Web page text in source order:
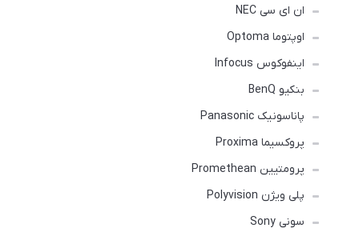
ان ای سی NEC
اوپتوما Optoma
اینفوکوس Infocus
بنکیو BenQ
پاناسونیک Panasonic
پروکسیما Proxima
پرومتیین Promethean
پلی ویژن Polyvision
سونی Sony